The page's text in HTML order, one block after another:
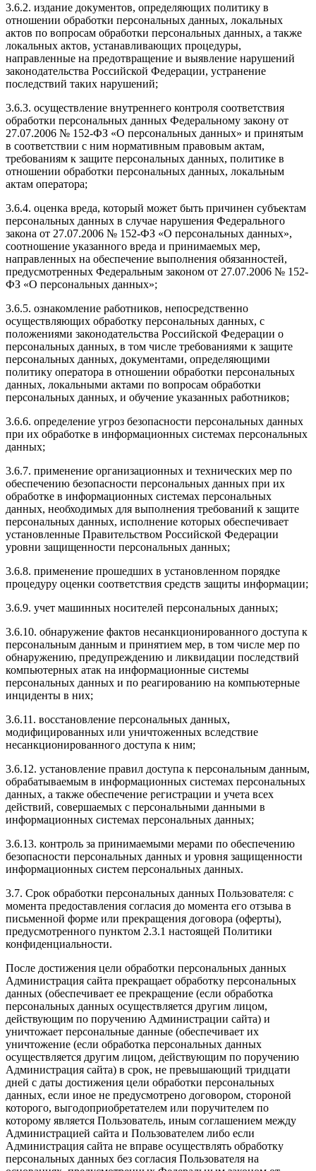
3.6.2. издание документов, определяющих политику в
отношении обработки персональных данных, локальных
актов по вопросам обработки персональных данных, а также
локальных актов, устанавливающих процедуры,
направленные на предотвращение и выявление нарушений
законодательства Российской Федерации, устранение
последствий таких нарушений;
3.6.3. осуществление внутреннего контроля соответствия
обработки персональных данных Федеральному закону от
27.07.2006 № 152-ФЗ «О персональных данных» и принятым
в соответствии с ним нормативным правовым актам,
требованиям к защите персональных данных, политике в
отношении обработки персональных данных, локальным
актам оператора;
3.6.4. оценка вреда, который может быть причинен субъектам
персональных данных в случае нарушения Федерального
закона от 27.07.2006 № 152-ФЗ «О персональных данных»,
соотношение указанного вреда и принимаемых мер,
направленных на обеспечение выполнения обязанностей,
предусмотренных Федеральным законом от 27.07.2006 № 152-
ФЗ «О персональных данных»;
3.6.5. ознакомление работников, непосредственно
осуществляющих обработку персональных данных, с
положениями законодательства Российской Федерации о
персональных данных, в том числе требованиями к защите
персональных данных, документами, определяющими
политику оператора в отношении обработки персональных
данных, локальными актами по вопросам обработки
персональных данных, и обучение указанных работников;
3.6.6. определение угроз безопасности персональных данных
при их обработке в информационных системах персональных
данных;
3.6.7. применение организационных и технических мер по
обеспечению безопасности персональных данных при их
обработке в информационных системах персональных
данных, необходимых для выполнения требований к защите
персональных данных, исполнение которых обеспечивает
установленные Правительством Российской Федерации
уровни защищенности персональных данных;
3.6.8. применение прошедших в установленном порядке
процедуру оценки соответствия средств защиты информации;
3.6.9. учет машинных носителей персональных данных;
3.6.10. обнаружение фактов несанкционированного доступа к
персональным данным и принятием мер, в том числе мер по
обнаружению, предупреждению и ликвидации последствий
компьютерных атак на информационные системы
персональных данных и по реагированию на компьютерные
инциденты в них;
3.6.11. восстановление персональных данных,
модифицированных или уничтоженных вследствие
несанкционированного доступа к ним;
3.6.12. установление правил доступа к персональным данным,
обрабатываемым в информационных системах персональных
данных, а также обеспечение регистрации и учета всех
действий, совершаемых с персональными данными в
информационных системах персональных данных;
3.6.13. контроль за принимаемыми мерами по обеспечению
безопасности персональных данных и уровня защищенности
информационных систем персональных данных.
3.7. Срок обработки персональных данных Пользователя: с
момента предоставления согласия до момента его отзыва в
письменной форме или прекращения договора (оферты),
предусмотренного пунктом 2.3.1 настоящей Политики
конфиденциальности.
После достижения цели обработки персональных данных
Администрация сайта прекращает обработку персональных
данных (обеспечивает ее прекращение (если обработка
персональных данных осуществляется другим лицом,
действующим по поручению Администрации сайта) и
уничтожает персональные данные (обеспечивает их
уничтожение (если обработка персональных данных
осуществляется другим лицом, действующим по поручению
Администрация сайта) в срок, не превышающий тридцати
дней с даты достижения цели обработки персональных
данных, если иное не предусмотрено договором, стороной
которого, выгодоприобретателем или поручителем по
которому является Пользователь, иным соглашением между
Администрацией сайта и Пользователем либо если
Администрация сайта не вправе осуществлять обработку
персональных данных без согласия Пользователя на